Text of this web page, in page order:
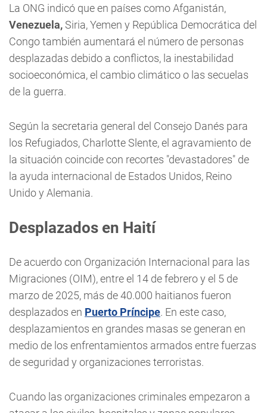
La ONG indicó que en países como Afganistán,
Venezuela, Siria, Yemen y República Democrática del
Congo también aumentará el número de personas
desplazadas debido a conflictos, la inestabilidad
socioeconómica, el cambio climático o las secuelas
de la guerra.
Según la secretaria general del Consejo Danés para
los Refugiados, Charlotte Slente, el agravamiento de
la situación coincide con recortes "devastadores" de
la ayuda internacional de Estados Unidos, Reino
Unido y Alemania.
Desplazados en Haití
De acuerdo con Organización Internacional para las
Migraciones (OIM), entre el 14 de febrero y el 5 de
marzo de 2025, más de 40.000 haitianos fueron
desplazados en Puerto Príncipe. En este caso,
desplazamientos en grandes masas se generan en
medio de los enfrentamientos armados entre fuerzas
de seguridad y organizaciones terroristas.
Cuando las organizaciones criminales empezaron a